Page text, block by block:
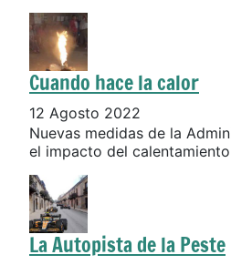
Cuando hace la calor
12 Agosto 2022
Nuevas medidas de la
el impacto del
La Autopista de la Peste